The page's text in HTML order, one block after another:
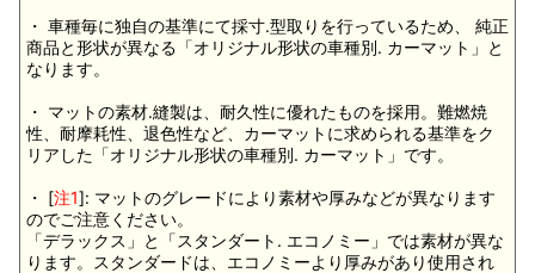
・ 車種毎に独自の基準にて採寸.型取りを行っているため、 純正
商品と形状が異なる「オリジナル形状の車種別. カーマット」と
なります。
・ マットの素材.縫製は、耐久性に優れたものを採用。難燃焼
性、耐摩耗性、退色性など、カーマットに求められる基準をク
リアした「オリジナル形状の車種別. カーマット」です。
・ [注1]: マットのグレードにより素材や厚みなどが異なります
のでご注意ください。
「デラックス」と「スタンダート. エコノミー」では素材が異な
ります。スタンダードは、エコノミーより厚みがあり使用され